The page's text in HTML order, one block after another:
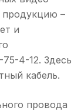
–
и
4-12. Здесь
кабель.
провода